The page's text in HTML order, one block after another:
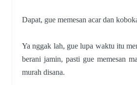
Dapat, gue memesan acar dan
Ya nggak lah, gue lupa waktu itu
berani jamin, pasti gue memesan
murah disana.